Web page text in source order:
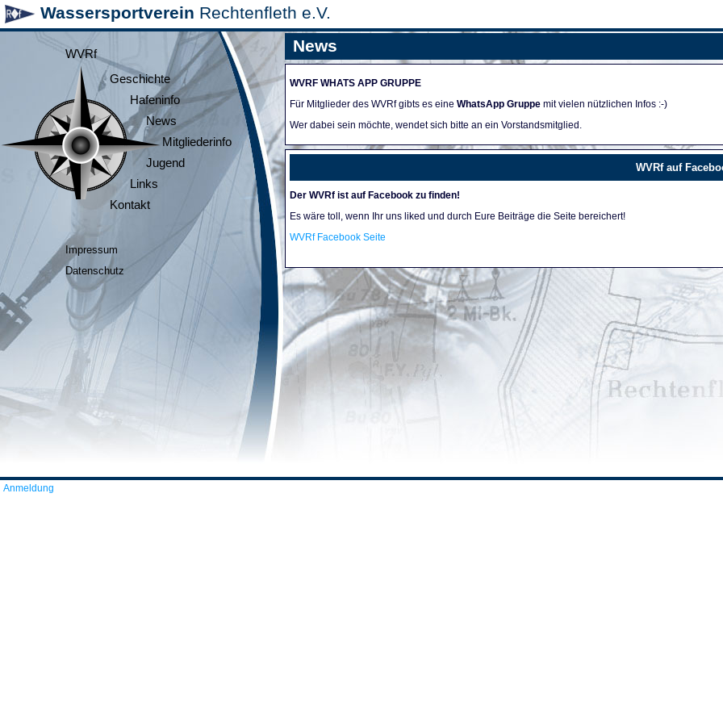
Wassersportverein Rechtenfleth e.V.
WVRf
Geschichte
Hafeninfo
News
Mitgliederinfo
Jugend
Links
Kontakt
Impressum
Datenschutz
News
WVRF WHATS APP GRUPPE
Für Mitglieder des WVRf gibts es eine WhatsApp Gruppe mit vielen nützlichen Infos :-)
Wer dabei sein möchte, wendet sich bitte an ein Vorstandsmitglied.
WVRf auf
Der WVRf ist auf Facebook zu finden!
Es wäre toll, wenn Ihr uns liked und durch Eure Beiträge die Seite bereichert!
WVRf Facebook Seite
Anmeldung